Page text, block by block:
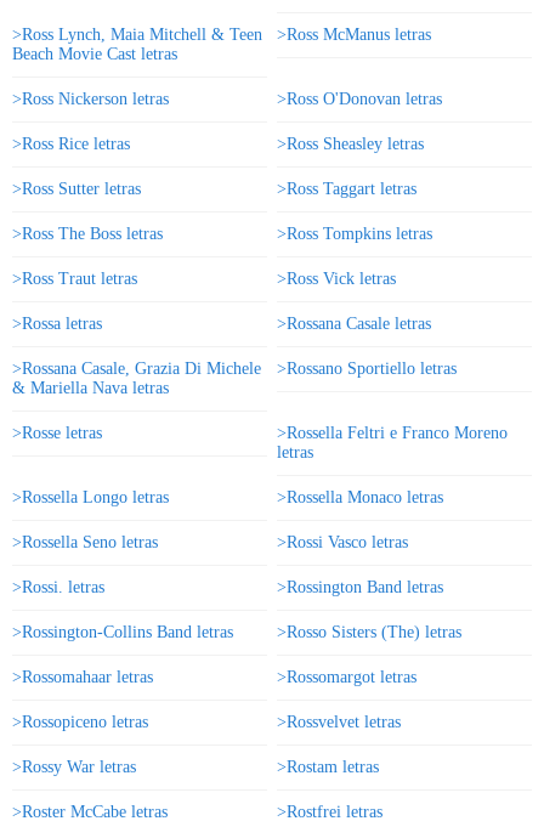
>Ross Lynch, Maia Mitchell & Teen
Beach Movie Cast letras
>Ross McManus letras
>Ross Nickerson letras >Ross O'Donovan letras
>Ross Rice letras >Ross Sheasley letras
>Ross Sutter letras >Ross Taggart letras
>Ross The Boss letras >Ross Tompkins letras
>Ross Traut letras >Ross Vick letras
>Rossa letras >Rossana Casale letras
>Rossana Casale, Grazia Di Michele
& Mariella Nava letras
>Rossano Sportiello letras
>Rosse letras
>Rossella Feltri e Franco Moreno
letras
>Rossella Longo letras >Rossella Monaco letras
>Rossella Seno letras >Rossi Vasco letras
>Rossi. letras >Rossington Band letras
>Rossington-Collins Band letras >Rosso Sisters (The) letras
>Rossomahaar letras >Rossomargot letras
>Rossopiceno letras >Rossvelvet letras
>Rossy War letras >Rostam letras
>Roster McCabe letras >Rostfrei letras